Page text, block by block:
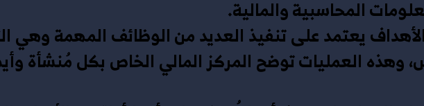
المحاسبية والمالية.